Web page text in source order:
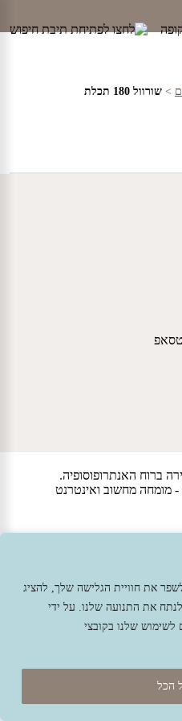
את חוויית הגלישה שלך, להציג
את התנועה שלנו. על ידי
שלנו בקובצי
הכל
> שורוול 180 תכלת
מומחה מחשוב ואינטרנט